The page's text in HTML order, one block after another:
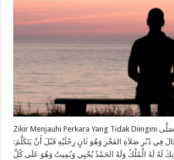
Zikir Menjauhi Perkara Yang Tidak Diingini عَنْ أَبِي ذَرٍّ أَنَّ رَسُولَ اللهِ صَلَّى
فِي دُبُرِ صَلاَةِ الفَجْرِ وَهُوَ ثَانٍ رِجْلَيْهِ قَبْلَ أَنْ يَتَكَلَّمَ:
شَرِيكَ لَهُ لَهُ الْمُلْكُ وَلَهُ الحَمْدُ يُحْيِي وَيُمِيتُ وَهُوَ عَلَى كُلِّ